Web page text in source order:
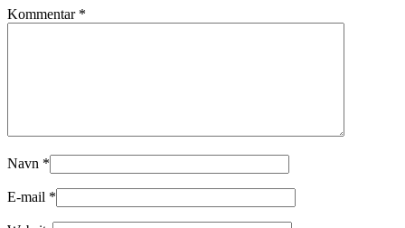
Kommentar *
Navn *
E-mail *